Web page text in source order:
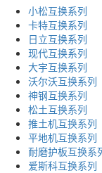
小松互换系列
卡特互换系列
日立互换系列
现代互换系列
大宇互换系列
沃尔沃互换系列
神钢互换系列
松土互换系列
推土机互换系列
平地机互换系列
耐磨护板互换系
爱斯科互换系列